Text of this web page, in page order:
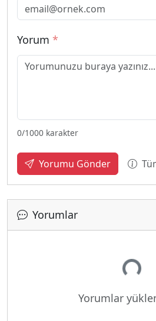
Yorum *
0/1000 karakter
Yorumu Gönder
Yorumlar
Yorumlar